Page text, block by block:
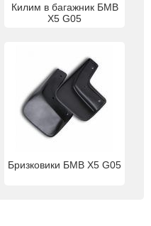
Килим в багажник БМВ
Х5 G05
Бризковики БМВ Х5 G05